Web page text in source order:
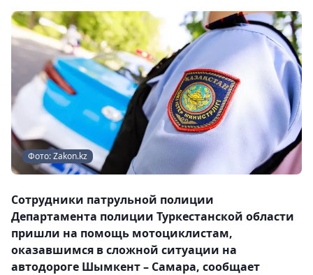
Фото: Zakon.kz
Сотрудники патрульной полиции
Департамента полиции Туркестанской области
пришли на помощь мотоциклистам,
оказавшимся в сложной ситуации на
автодороге Шымкент – Самара, сообщает